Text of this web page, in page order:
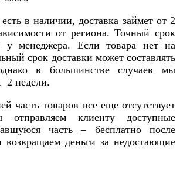
в наличии, доставка займет от 2
от региона. Точный срок
у менеджера. Если товара нет на
срок доставки может составлять
в большинстве случаев мы
недели.
часть товаров все еще отсутствует
клиенту доступные
часть – бесплатно после
возвращаем деньги за недостающие